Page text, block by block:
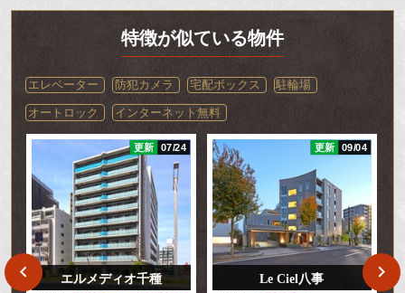
特徴が似ている物件
エレベーター 防犯カメラ 宅配ボックス 駐輪場
オートロック インターネット無料
更新 07/24
エルメディオ千種
更新 09/04
Le Ciel八事